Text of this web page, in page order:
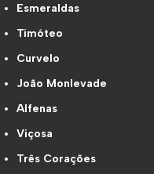
Esmeraldas
Timóteo
Curvelo
João Monlevade
Alfenas
Viçosa
Três Corações